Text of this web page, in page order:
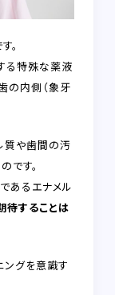
。
る特殊な薬液
の内側（象牙
質や歯間の汚
です。
あるエナメル
待することは
グを意識す